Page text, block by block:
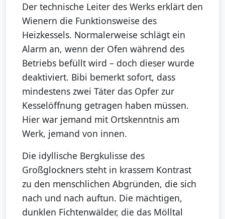
Der technische Leiter des Werks erklärt den
Wienern die Funktionsweise des
Heizkessels. Normalerweise schlägt ein
Alarm an, wenn der Ofen während des
Betriebs befüllt wird – doch dieser wurde
deaktiviert. Bibi bemerkt sofort, dass
mindestens zwei Täter das Opfer zur
Kesselöffnung getragen haben müssen.
Hier war jemand mit Ortskenntnis am
Werk, jemand von innen.
Die idyllische Bergkulisse des
Großglockners steht in krassem Kontrast
zu den menschlichen Abgründen, die sich
nach und nach auftun. Die mächtigen,
dunklen Fichtenwälder, die das Mölltal